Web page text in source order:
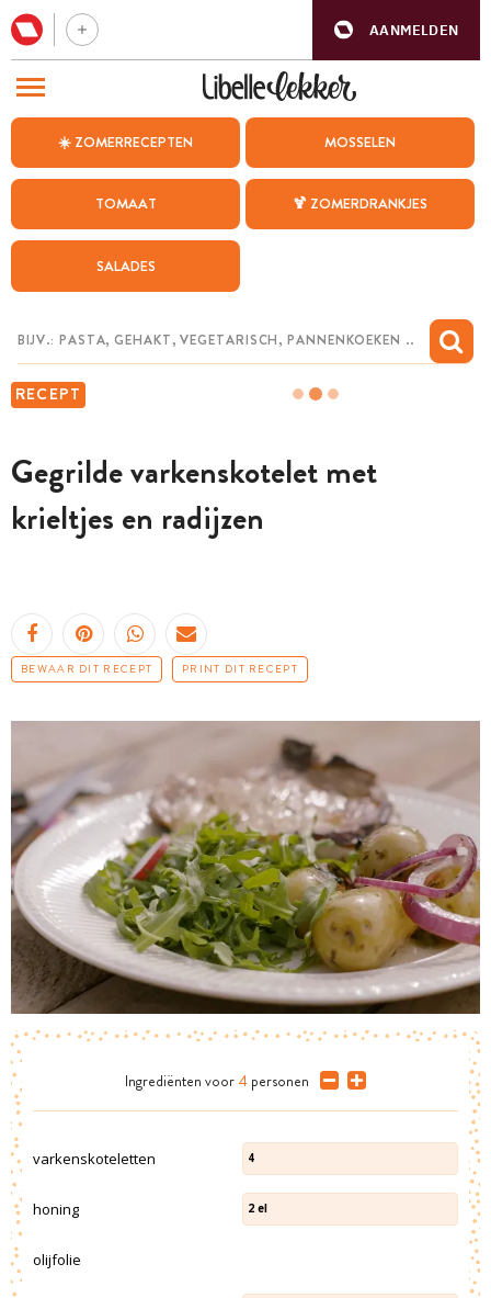
AANMELDEN
☀️ ZOMERRECEPTEN MOSSELEN
TOMAAT 🍹 ZOMERDRANKJES
SALADES
RECEPT
Gegrilde varkenskotelet met
krieltjes en radijzen
BEWAAR DIT RECEPT PRINT DIT RECEPT
Ingrediënten voor 4 personen
varkenskoteletten 4
honing 2 el
olijfolie
BEZOEK ONZE ANDERE WEBSITES
WEEKMENU
CHAT MET MAIA
MIJN BEWAARDE RECEPTEN